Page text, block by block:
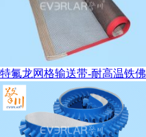
特氟龙网格输送带-耐高温铁佛